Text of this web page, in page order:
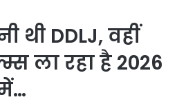
थी DDLJ, वहीं
ला रहा है 2026